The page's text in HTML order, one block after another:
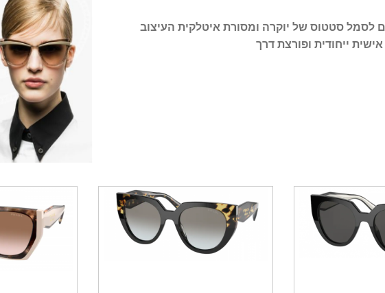
לסמל סטטוס של יוקרה ומסורת איטלקית העיצוב
ייחודית ופורצת דרך